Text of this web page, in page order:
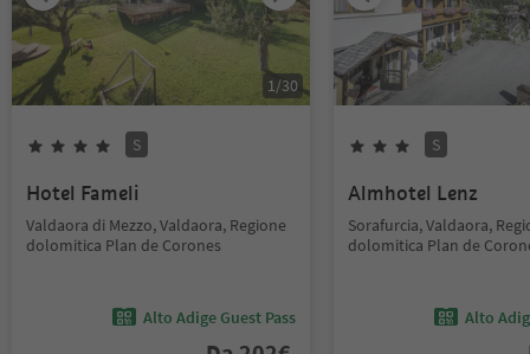
1/30
S
Hotel Fameli
Valdaora di Mezzo, Valdaora, Regione
dolomitica Plan de Corones
Alto Adige Guest Pass
S
Almhotel Lenz
Sorafurcia, Valdaora,
dolomitica Plan de
Alto